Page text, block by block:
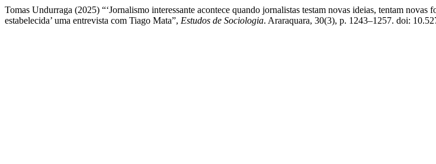
Tomas Undurraga (2025) “‘Jornalismo interessante acontece quando jornalistas testam novas ideias, tentam
estabelecida’ uma entrevista com Tiago Mata”, Estudos de Sociologia. Araraquara, 30(3), p. 1243–1257. doi: